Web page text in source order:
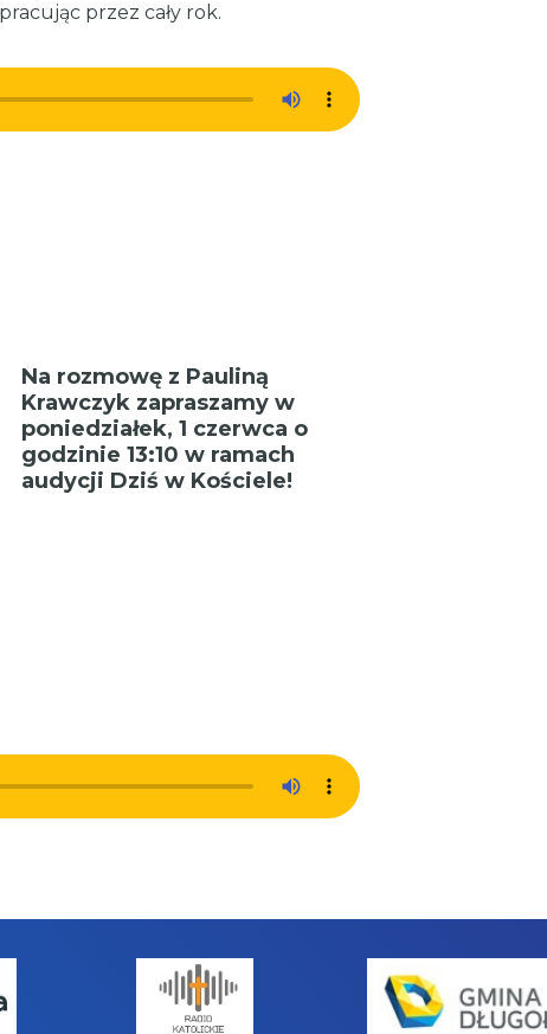
przez cały rok.
Na rozmowę z Pauliną
Krawczyk zapraszamy w
poniedziałek, 1 czerwca o
godzinie 13:10 w ramach
audycji Dziś w Kościele!